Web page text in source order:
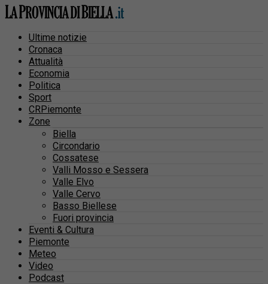
Ultime notizie
Cronaca
Attualità
Economia
Politica
Sport
CRPiemonte
Zone
Biella
Circondario
Cossatese
Valli Mosso e Sessera
Valle Elvo
Valle Cervo
Basso Biellese
Fuori provincia
Eventi & Cultura
Piemonte
Meteo
Video
Podcast